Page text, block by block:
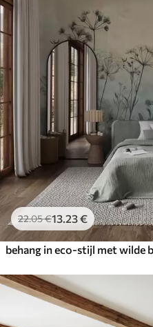
22.05€13 .23€